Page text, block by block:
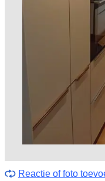
Reactie of foto